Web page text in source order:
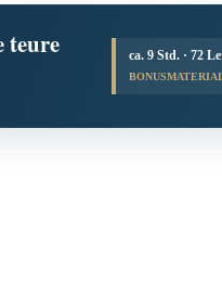
teure ca. 9 Std. · 72